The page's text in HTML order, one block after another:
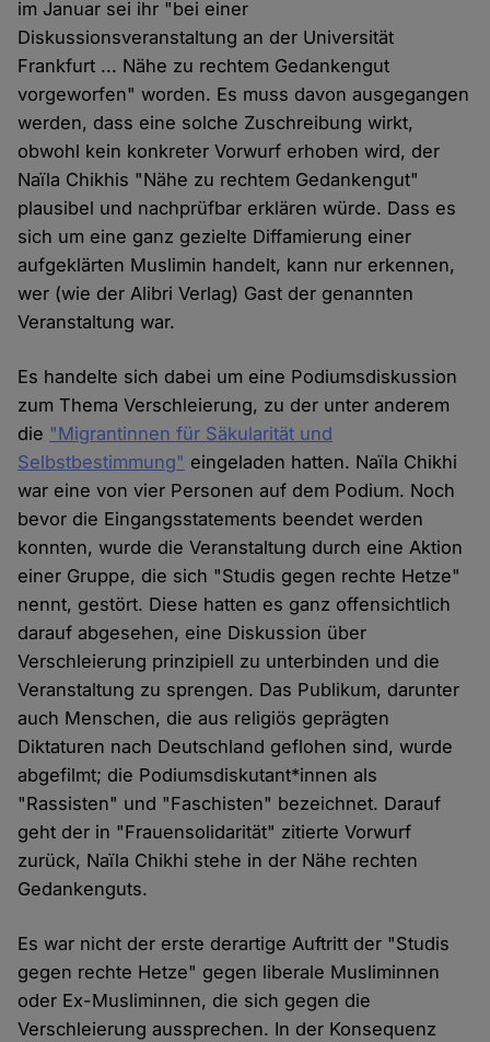
im Januar sei ihr "bei einer
Diskussionsveranstaltung an der Universität
Frankfurt ... Nähe zu rechtem Gedankengut
vorgeworfen" worden. Es muss davon ausgegangen
werden, dass eine solche Zuschreibung wirkt,
obwohl kein konkreter Vorwurf erhoben wird, der
Naïla Chikhis "Nähe zu rechtem Gedankengut"
plausibel und nachprüfbar erklären würde. Dass es
sich um eine ganz gezielte Diffamierung einer
aufgeklärten Muslimin handelt, kann nur erkennen,
wer (wie der Alibri Verlag) Gast der genannten
Veranstaltung war.
Es handelte sich dabei um eine Podiumsdiskussion
zum Thema Verschleierung, zu der unter anderem
die "Migrantinnen für Säkularität und
Selbstbestimmung" eingeladen hatten. Naïla Chikhi
war eine von vier Personen auf dem Podium. Noch
bevor die Eingangsstatements beendet werden
konnten, wurde die Veranstaltung durch eine Aktion
einer Gruppe, die sich "Studis gegen rechte Hetze"
nennt, gestört. Diese hatten es ganz offensichtlich
darauf abgesehen, eine Diskussion über
Verschleierung prinzipiell zu unterbinden und die
Veranstaltung zu sprengen. Das Publikum, darunter
auch Menschen, die aus religiös geprägten
Diktaturen nach Deutschland geflohen sind, wurde
abgefilmt; die Podiumsdiskutant*innen als
"Rassisten" und "Faschisten" bezeichnet. Darauf
geht der in "Frauensolidarität" zitierte Vorwurf
zurück, Naïla Chikhi stehe in der Nähe rechten
Gedankenguts.
Es war nicht der erste derartige Auftritt der "Studis
gegen rechte Hetze" gegen liberale Musliminnen
oder Ex-Musliminnen, die sich gegen die
Verschleierung aussprechen. In der Konsequenz